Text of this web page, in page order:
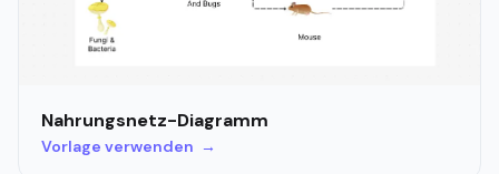
Nahrungsnetz-Diagramm
Vorlage verwenden →